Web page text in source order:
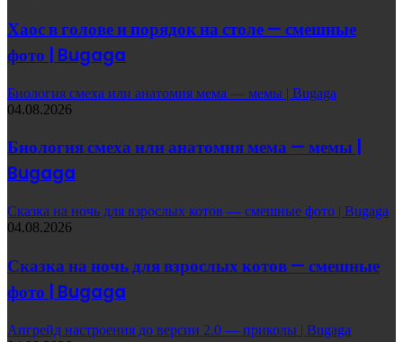
Хаос в голове и порядок на столе — смешные
фото | Bugaga
Биология смеха или анатомия мема — мемы | Bugaga
04.08.2026
Биология смеха или анатомия мема — мемы |
Bugaga
Сказка на ночь для взрослых котов — смешные фото | Bugaga
04.08.2026
Сказка на ночь для взрослых котов — смешные
фото | Bugaga
Апгрейд настроения до версии 2.0 — приколы | Bugaga